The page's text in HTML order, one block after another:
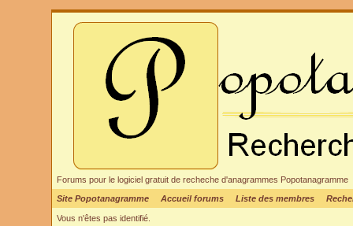
Forums pour le logiciel gratuit de recheche d'anagrammes Popotanagramme
Site Popotanagramme
Accueil forums Liste des membres
Vous n'êtes pas identifié.